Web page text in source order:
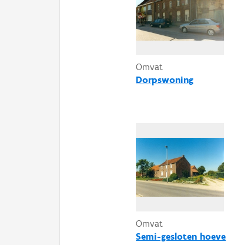
Omvat
Dorpswoning
Omvat
Semi-gesloten hoeve